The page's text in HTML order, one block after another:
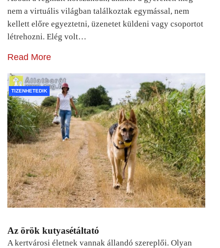
nem a virtuális világban találkoztak egymással, nem
kellett előre egyeztetni, üzenetet küldeni vagy csoportot
létrehozni. Elég volt…
Read More
TIZENHETEDIK
Az örök kutyasétáltató
A kertvárosi életnek vannak állandó szereplői. Olyan